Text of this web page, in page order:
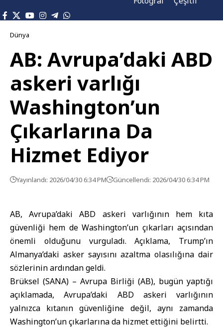
Dünya
AB: Avrupa’daki ABD
askeri varlığı
Washington’un
Çıkarlarına Da
Hizmet Ediyor
Yayınlandı: 2026/04/30 6:34 PM Güncellendi: 2026/04/30 6:34 PM
AB, Avrupa’daki ABD askeri varlığının hem kıta
güvenliği hem de Washington’un çıkarları açısından
önemli olduğunu vurguladı. Açıklama, Trump’ın
Almanya’daki asker sayısını azaltma olasılığına dair
sözlerinin ardından geldi.
Brüksel (SANA) – Avrupa Birliği (AB), bugün yaptığı
açıklamada, Avrupa’daki ABD askeri varlığının
yalnızca kıtanın güvenliğine değil, aynı zamanda
Washington’un çıkarlarına da hizmet ettiğini belirtti.